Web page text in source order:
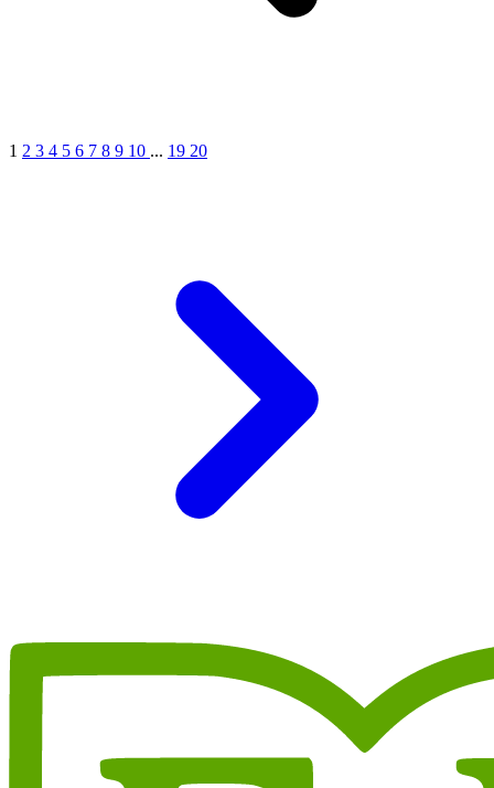
1 2 3 4 5 6 7 8 9 10 ... 19 20